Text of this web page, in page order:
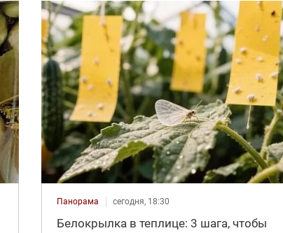
Панорама сегодня, 18:30
Белокрылка в теплице: 3 шага, чтобы